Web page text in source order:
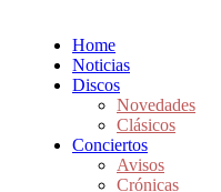
Home
Noticias
Discos
Novedades
Clásicos
Conciertos
Avisos
Crónicas